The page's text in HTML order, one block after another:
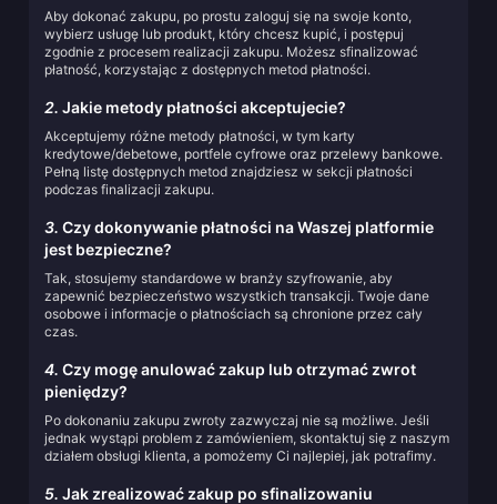
Aby dokonać zakupu, po prostu zaloguj się na swoje konto,
wybierz usługę lub produkt, który chcesz kupić, i postępuj
zgodnie z procesem realizacji zakupu. Możesz sfinalizować
płatność, korzystając z dostępnych metod płatności.
2. Jakie metody płatności akceptujecie?
Akceptujemy różne metody płatności, w tym karty
kredytowe/debetowe, portfele cyfrowe oraz przelewy bankowe.
Pełną listę dostępnych metod znajdziesz w sekcji płatności
podczas finalizacji zakupu.
3. Czy dokonywanie płatności na Waszej platformie
jest bezpieczne?
Tak, stosujemy standardowe w branży szyfrowanie, aby
zapewnić bezpieczeństwo wszystkich transakcji. Twoje dane
osobowe i informacje o płatnościach są chronione przez cały
czas.
4. Czy mogę anulować zakup lub otrzymać zwrot
pieniędzy?
Po dokonaniu zakupu zwroty zazwyczaj nie są możliwe. Jeśli
jednak wystąpi problem z zamówieniem, skontaktuj się z naszym
działem obsługi klienta, a pomożemy Ci najlepiej, jak potrafimy.
5. Jak zrealizować zakup po sfinalizowaniu